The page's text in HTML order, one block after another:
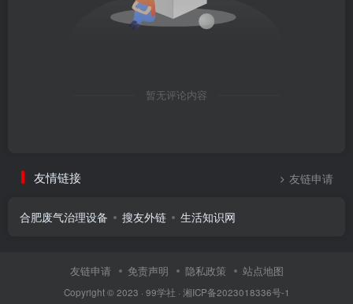
暂无评论内容
友情链接 友链申请
合肥废气治理设备 搜友外链 生活知识网
友链申请 免责声明 隐私政策 站点地图
Copyright © 2023 · 99学社 · 湘ICP备2023018336号-1